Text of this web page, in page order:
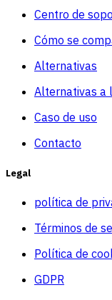
Centro de
Cómo se
Alternativas
Alternativas a
Caso de uso
Contacto
Legal
política de
Términos de
Política de
GDPR